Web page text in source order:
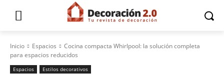
Inicio Espacios
Cocina compacta Whirlpool: la solución completa
para espacios reducidos
Espacios Estilos decorativos